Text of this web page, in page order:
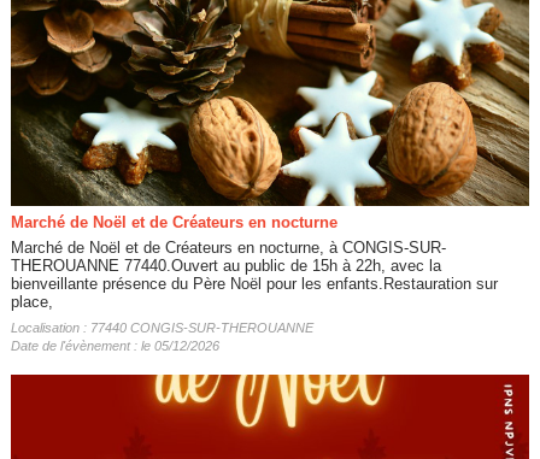
Marché de Noël et de Créateurs en nocturne
Marché de Noël et de Créateurs en nocturne, à CONGIS-SUR-
THEROUANNE 77440.Ouvert au public de 15h à 22h, avec la
bienveillante présence du Père Noël pour les enfants.Restauration sur
place,
Localisation : 77440 CONGIS-SUR-THEROUANNE
Date de l'évènement : le 05/12/2026